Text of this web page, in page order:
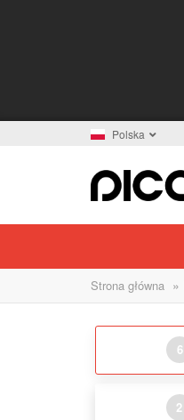
Polska
Strona główna »
6
2